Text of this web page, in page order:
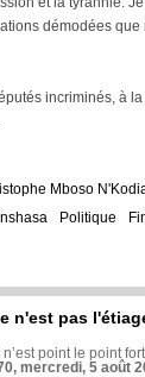
démodées
incriminés, à
Mboso
Politique
n'est pas
n’est point le point
mercredi, 5 août